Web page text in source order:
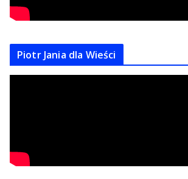
Piotr Jania dla Wieści